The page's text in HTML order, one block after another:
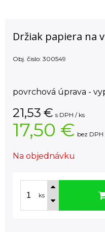
Držiak papiera na
Obj. čislo: 300549
povrchová úprava -
21,53 € s DPH / ks
17,50 € bez DPH
Na objednávku
ks